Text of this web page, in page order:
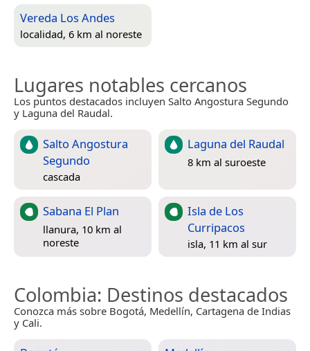
Vereda Los Andes
localidad, 6 km al noreste
Lugares notables cercanos
Los puntos destacados incluyen Salto Angostura Segundo
y Laguna del Raudal.
Salto Angostura
Segundo
cascada
Laguna del Raudal
8 km al suroeste
Sabana El Plan
llanura, 10 km al
noreste
Isla de Los
Curripacos
isla, 11 km al sur
Colombia: Destinos destacados
Conozca más sobre Bogotá, Medellín, Cartagena de Indias
y Cali.